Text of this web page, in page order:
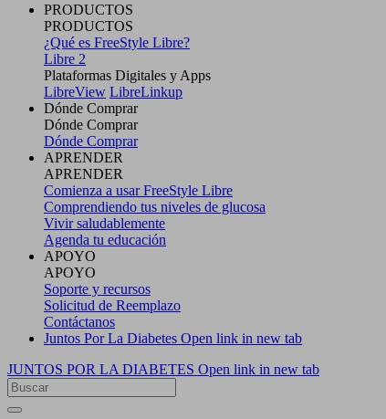
PRODUCTOS
PRODUCTOS
¿Qué es FreeStyle Libre?
Libre 2
Plataformas Digitales y Apps
LibreView LibreLinkup
Dónde Comprar
Dónde Comprar
Dónde Comprar
APRENDER
APRENDER
Comienza a usar FreeStyle Libre
Comprendiendo tus niveles de glucosa
Vivir saludablemente
Agenda tu educación
APOYO
APOYO
Soporte y recursos
Solicitud de Reemplazo
Contáctanos
Juntos Por La Diabetes Open link in new tab
JUNTOS POR LA DIABETES Open link in new tab